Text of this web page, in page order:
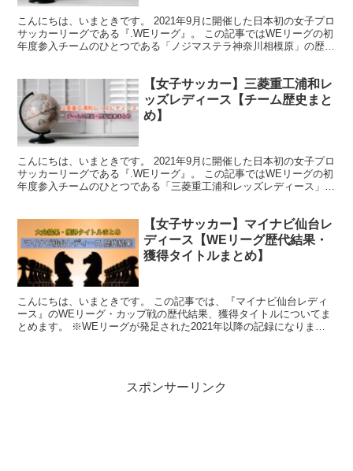
こんにちは、いまときです。 2021年9月に開催した日本初の女子プロ
サッカーリーグである『.WEリーグ』。 この記事ではWEリーグの初
年度参入チームのひとつである「ノジマステラ神奈川相模原」の歴史
【女子サッカー】三菱重工浦和レ
ッズレディース【チーム歴史まと
め】
こんにちは、いまときです。 2021年9月に開催した日本初の女子プロ
サッカーリーグである『.WEリーグ』。 この記事ではWEリーグの初
年度参入チームのひとつである「三菱重工浦和レッズレディース」の
【女子サッカー】マイナビ仙台レ
ディース【WEリーグ歴代結果・
獲得タイトルまとめ】
こんにちは、いまときです。 この記事では、『マイナビ仙台レディ
ース』のWEリーグ・カップ戦の歴代結果、獲得タイトルについてま
とめます。 ※WEリーグが発足された2021年以降の記録になりま
スポンサーリンク